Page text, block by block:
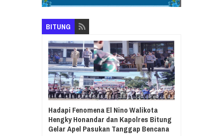
BITUNG
Hadapi Fenomena El Nino Walikota
Hengky Honandar dan Kapolres Bitung
Gelar Apel Pasukan Tanggap Bencana